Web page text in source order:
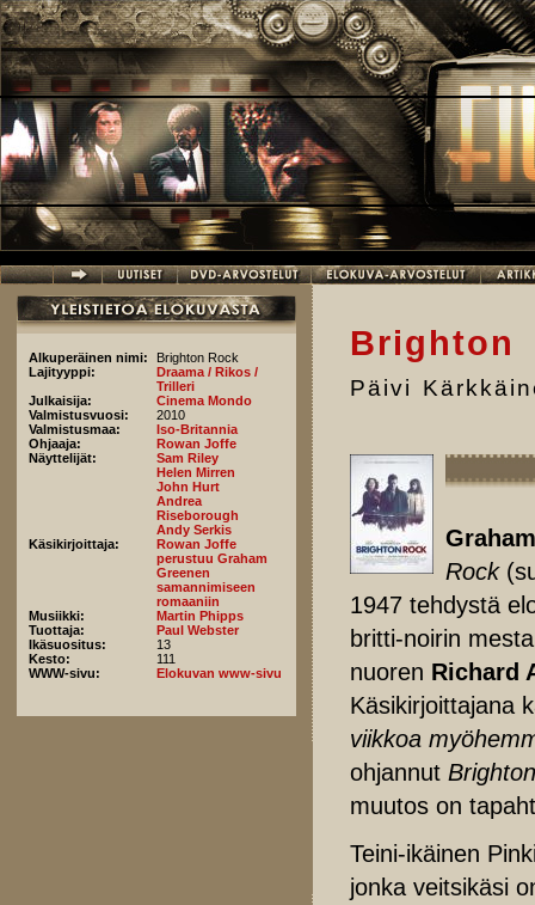
Hyppää pääsisältöön
Alkuperäinen nimi:
Brighton Rock
Lajityyppi:
Draama / Rikos /
Trilleri
Julkaisija:
Cinema Mondo
Valmistusvuosi:
2010
Valmistusmaa:
Iso-Britannia
Ohjaaja:
Rowan Joffe
Näyttelijät:
Sam Riley
Helen Mirren
John Hurt
Andrea
Riseborough
Andy Serkis
Käsikirjoittaja:
Rowan Joffe
perustuu Graham
Greenen
samannimiseen
romaaniin
Musiikki:
Martin Phipps
Tuottaja:
Paul Webster
Ikäsuositus:
13
Kesto:
111
WWW-sivu:
Elokuvan www-sivu
Brighton
Päivi
Rock
1947 tehdystä
britti-noirin
nuoren Richard
Käsikirjoittajana
viikkoa
ohjannut
muutos on
Teini-ikäinen
jonka veitsikäsi